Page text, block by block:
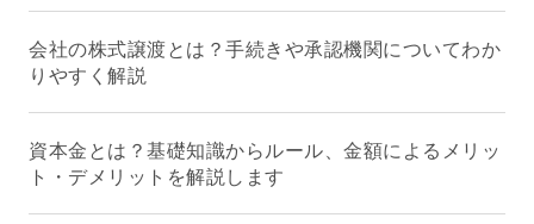
会社の株式譲渡とは？手続きや承認機関についてわか
りやすく解説
資本金とは？基礎知識からルール、金額によるメリッ
ト・デメリットを解説します